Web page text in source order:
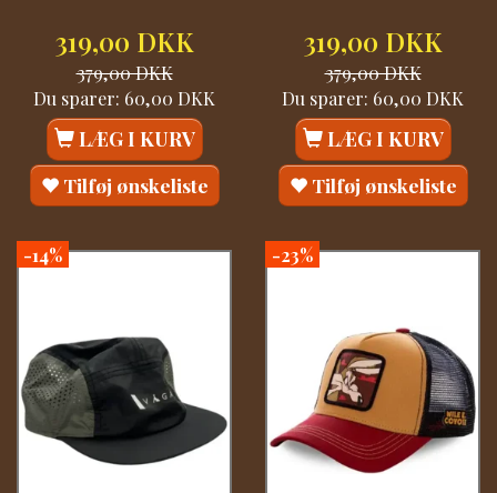
319,00 DKK
379,00 DKK
Du sparer: 60,00 DKK
LÆG I KURV
Tilføj ønskeliste
319,00 DKK
379,00 DKK
Du sparer: 60,00 DKK
LÆG I KURV
Tilføj ønskeliste
-14% -23%